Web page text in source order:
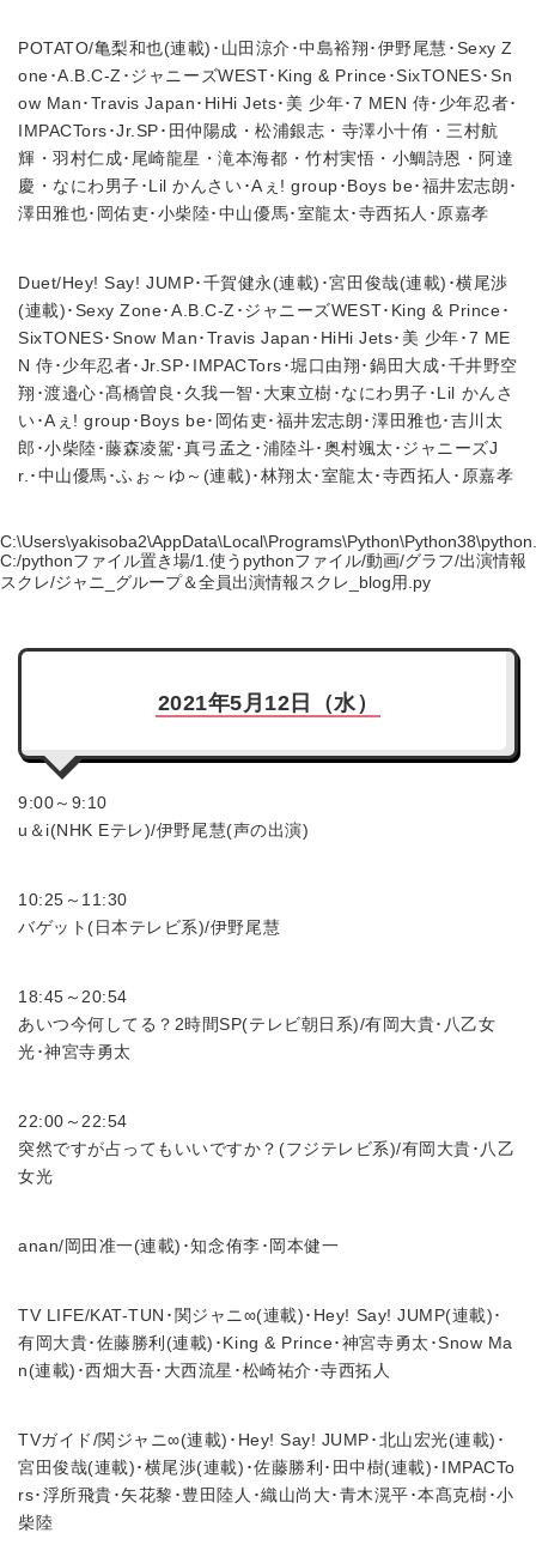
POTATO/亀梨和也(連載)･山田涼介･中島裕翔･伊野尾慧･Sexy Z
one･A.B.C-Z･ジャニーズWEST･King & Prince･SixTONES･Sn
ow Man･Travis Japan･HiHi Jets･美 少年･7 MEN 侍･少年忍者･
IMPACTors･Jr.SP･田仲陽成・松浦銀志・寺澤小十侑・三村航
輝・羽村仁成･尾崎龍星・滝本海都・竹村実悟・小鯛詩恩・阿達
慶・なにわ男子･Lil かんさい･Aぇ! group･Boys be･福井宏志朗･
澤田雅也･岡佑吏･小柴陸･中山優馬･室龍太･寺西拓人･原嘉孝
Duet/Hey! Say! JUMP･千賀健永(連載)･宮田俊哉(連載)･横尾渉
(連載)･Sexy Zone･A.B.C-Z･ジャニーズWEST･King & Prince･
SixTONES･Snow Man･Travis Japan･HiHi Jets･美 少年･7 ME
N 侍･少年忍者･Jr.SP･IMPACTors･堀口由翔･鍋田大成･千井野空
翔･渡邉心･髙橋曽良･久我一智･大東立樹･なにわ男子･Lil かんさ
い･Aぇ! group･Boys be･岡佑吏･福井宏志朗･澤田雅也･吉川太
郎･小柴陸･藤森凌駕･真弓孟之･浦陸斗･奥村颯太･ジャニーズJ
r.･中山優馬･ふぉ～ゆ～(連載)･林翔太･室龍太･寺西拓人･原嘉孝
C:/pythonファイル置き場/1.使うpythonファイル/動画/グラフ/出演情報
スクレ/ジャニ_グループ＆全員出演情報スクレ_blog用.py
2021年5月12日（水）
9:00～9:10
u＆i(NHK Eテレ)/伊野尾慧(声の出演)
10:25～11:30
バゲット(日本テレビ系)/伊野尾慧
18:45～20:54
あいつ今何してる？2時間SP(テレビ朝日系)/有岡大貴･八乙女
光･神宮寺勇太
22:00～22:54
突然ですが占ってもいいですか？(フジテレビ系)/有岡大貴･八乙
女光
anan/岡田准一(連載)･知念侑李･岡本健一
TV LIFE/KAT-TUN･関ジャニ∞(連載)･Hey! Say! JUMP(連載)･
有岡大貴･佐藤勝利(連載)･King & Prince･神宮寺勇太･Snow Ma
n(連載)･西畑大吾･大西流星･松崎祐介･寺西拓人
TVガイド/関ジャニ∞(連載)･Hey! Say! JUMP･北山宏光(連載)･
宮田俊哉(連載)･横尾渉(連載)･佐藤勝利･田中樹(連載)･IMPACTo
rs･浮所飛貴･矢花黎･豊田陸人･織山尚大･青木滉平･本髙克樹･小
柴陸